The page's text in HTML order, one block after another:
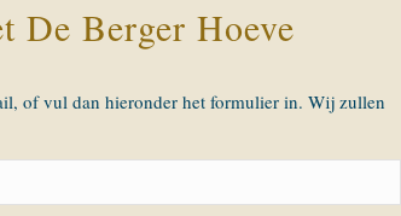
De Berger Hoeve
of vul dan hieronder het formulier in. Wij zullen